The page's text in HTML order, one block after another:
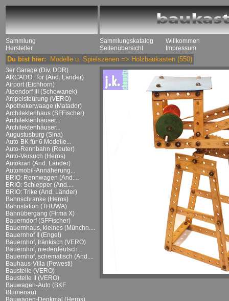
Sammlung
Hersteller
Sammlungskatalog
Seitenübersicht
Willkommen
Impressum
Du bist hier: Modelle u. Spielszenen => Holzbaukasten (550)
3er Garage (Div. DDR)
ARCADO: Tor (And. Länder)
Airport (Eichhorn)
Alpendorf III (Schowanek)
Ampelsteürung (VERO)
Apothekerwaage (Matador)
Architektenhaus (SFFischer)
Architektenhäuser...
Architektenhäuser...
Augustusburg (Sina)
Auto-BK für 6 Modelle...
Auto-Rennbahn (Reuter)
Auto-Versuch (Heros)
Autokran (And. Länder)
Automobil-Annäherung...
BRIO: Rennwagen (And....
BRIO: Schlepper (And....
BRIO: Trike (And. Länder)
Bahnschranke (Heros)
Bahnstation (THUWA)
Bahnübergang (Firma X)
Bauerndorf (SFFischer)
Bauernhaus, kleines (Münchn....
Bauernhof II (Engel)
Bauernhof, fränkisch (VERO)
Bauernhof, niederdeutsch...
Bauernhof, schematisch (And....
Bauhaus-Villa (Pewesti)
Baustelle (VERO)
Baustelle II (VERO)
Bauwagen-Auto (BKF
Blumenau)
Bauwagen-Denkmal (Heros)